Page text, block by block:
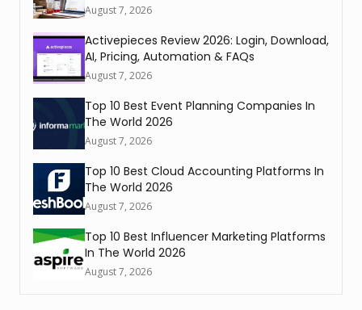
August 7, 2026
Activepieces Review 2026: Login, Download,
AI, Pricing, Automation & FAQs
August 7, 2026
Top 10 Best Event Planning Companies In
The World 2026
August 7, 2026
Top 10 Best Cloud Accounting Platforms In
The World 2026
August 7, 2026
Top 10 Best Influencer Marketing Platforms
In The World 2026
August 7, 2026